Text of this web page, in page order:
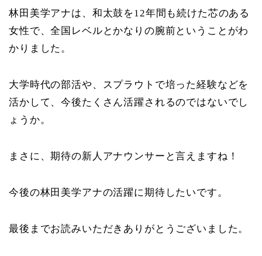
林田美学アナは、和太鼓を12年間も続けた芯のある
女性で、全国レベルとかなりの腕前ということがわ
かりました。
大学時代の部活や、スプラウトで培った経験などを
活かして、今後たくさん活躍されるのではないでし
ょうか。
まさに、期待の新人アナウンサーと言えますね！
今後の林田美学アナの活躍に期待したいです。
最後までお読みいただきありがとうございました。